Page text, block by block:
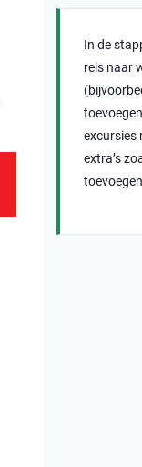
In de
reis naar
excursies
extra’s